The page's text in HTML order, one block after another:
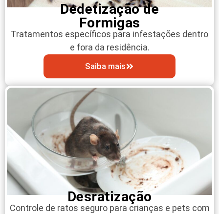
Dedetização de
Formigas
Tratamentos específicos para infestações dentro
e fora da residência.
Saiba mais
Desratização
Controle de ratos seguro para crianças e pets com